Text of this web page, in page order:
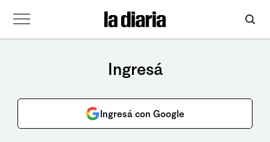
Ingresá
Ingresá con Google